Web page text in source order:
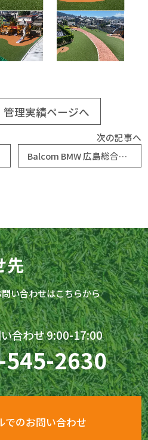
理実績ページへ
次の記事へ
Balcom BMW 広島総合グランド（広島県総合グランド）
先
い合わせはこちらから
合わせ 9:00-17:00
2630
でのお問い合わせ